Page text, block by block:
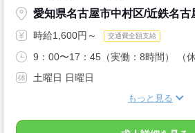
愛知県名古屋市中村区/近鉄名古
時給1,600円～ 交通費全額支給
9：00〜17：45（実働：8時間） （
土曜日 日曜日
もっと見る